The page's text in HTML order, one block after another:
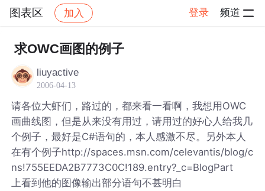
图表区 加入 登录 频道
社区 图表区 帖子详情
求OWC画图的例子
liuyactive
2006-04-13
请各位大虾们，路过的，都来看一看啊，我想用OWC
画曲线图，但是从来没有用过，请用过的好心人给我几
个例子，最好是C#语句的，本人感激不尽。另外本人
在有个例子http://spaces.msn.com/celevantis/blog/c
ns!755EEDA2B7773C0C!189.entry?_c=BlogPart
上看到他的图像输出部分语句不甚明白